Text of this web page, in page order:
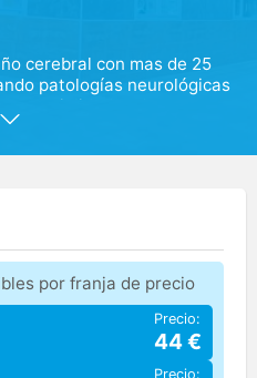
cerebral con mas de 25
patologías neurológicas
especialidades de
Psicología,
por franja de precio
Precio:
44€
Precio: